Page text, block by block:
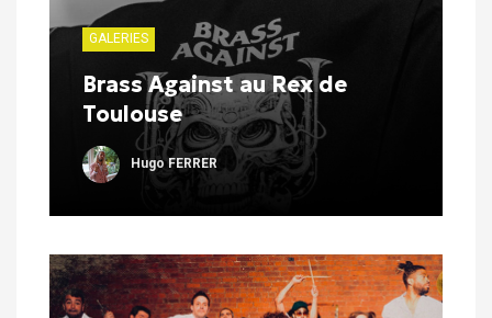
GALERIES
Brass Against au Rex de
Toulouse
Hugo FERRER